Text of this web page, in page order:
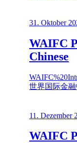
31. Oktober
WAIFC
Chinese
世界国际金
11. Dezember
WAIFC